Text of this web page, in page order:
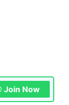
Join Now